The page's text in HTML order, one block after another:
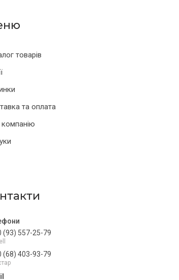
товарів
та оплата
(93) 557-25-79
(68) 403-93-79